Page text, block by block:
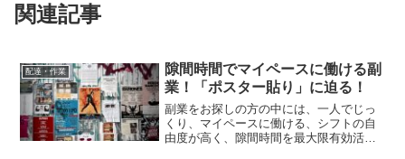
関連記事
配達・作業
隙間時間でマイペースに働ける副
業！「ポスター貼り」に迫る！
副業をお探しの方の中には、一人でじっ
くり、マイペースに働ける、シフトの自
由度が高く、隙間時間を最大限有効活用